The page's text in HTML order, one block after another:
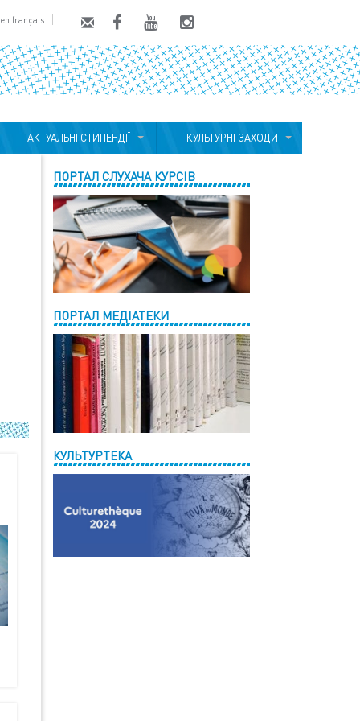
en français
АКТУАЛЬНІ СТИПЕНДІЇ КУЛЬТУРНІ ЗАХОДИ
ПОРТАЛ СЛУХАЧА КУРСІВ
ПОРТАЛ МЕДІАТЕКИ
КУЛЬТУРТЕКА